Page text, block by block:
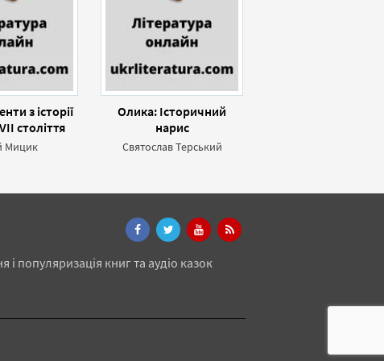
з історії
століття
Мицик
Олика: Історичний
нарис
Святослав Терський
популяризація книг та аудіо казок